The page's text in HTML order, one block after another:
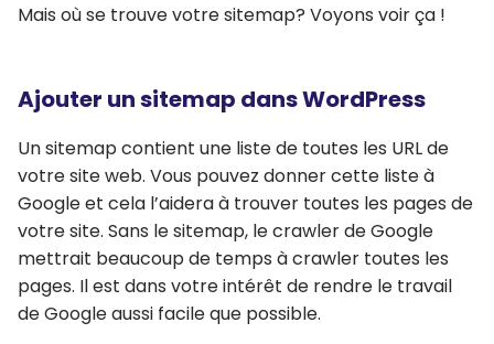
Mais où se trouve votre sitemap? Voyons voir ça !
Ajouter un sitemap dans WordPress
Un sitemap contient une liste de toutes les URL de
votre site web. Vous pouvez donner cette liste à
Google et cela l’aidera à trouver toutes les pages de
votre site. Sans le sitemap, le crawler de Google
mettrait beaucoup de temps à crawler toutes les
pages. Il est dans votre intérêt de rendre le travail
de Google aussi facile que possible.